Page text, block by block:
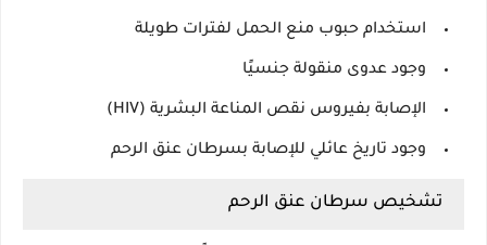
استخدام حبوب منع الحمل لفترات طويلة
وجود عدوى منقولة جنسيًا
الإصابة بفيروس نقص المناعة البشرية (HIV)
وجود تاريخ عائلي للإصابة بسرطان عنق الرحم
تشخيص سرطان عنق الرحم